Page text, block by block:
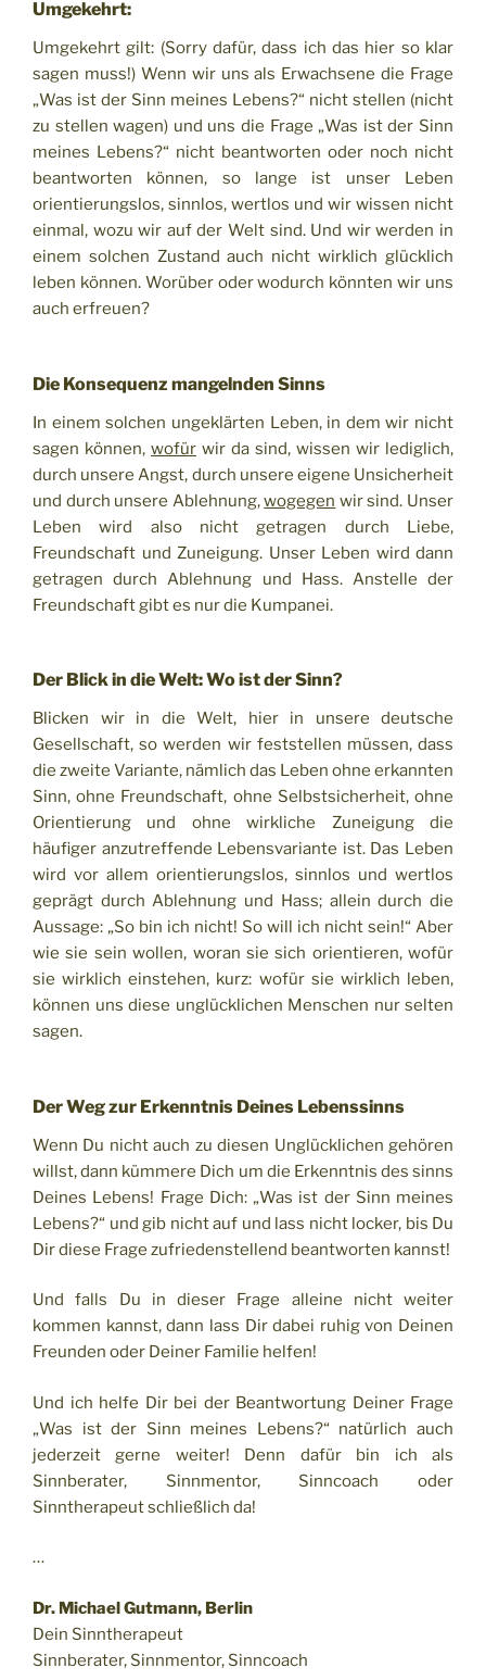
Umgekehrt:
Umgekehrt gilt: (Sorry dafür, dass ich das hier so klar
sagen muss!) Wenn wir uns als Erwachsene die Frage
„Was ist der Sinn meines Lebens?“ nicht stellen (nicht
zu stellen wagen) und uns die Frage „Was ist der Sinn
meines Lebens?“ nicht beantworten oder noch nicht
beantworten können, so lange ist unser Leben
orientierungslos, sinnlos, wertlos und wir wissen nicht
einmal, wozu wir auf der Welt sind. Und wir werden in
einem solchen Zustand auch nicht wirklich glücklich
leben können. Worüber oder wodurch könnten wir uns
auch erfreuen?
Die Konsequenz mangelnden Sinns
In einem solchen ungeklärten Leben, in dem wir nicht
sagen können, wofür wir da sind, wissen wir lediglich,
durch unsere Angst, durch unsere eigene Unsicherheit
und durch unsere Ablehnung,wogegen wir sind. Unser
Leben wird also nicht getragen durch Liebe,
Freundschaft und Zuneigung. Unser Leben wird dann
getragen durch Ablehnung und Hass. Anstelle der
Freundschaft gibt es nur die Kumpanei.
Der Blick in die Welt: Wo ist der Sinn?
Blicken wir in die Welt, hier in unsere deutsche
Gesellschaft, so werden wir feststellen müssen, dass
die zweite Variante, nämlich das Leben ohne erkannten
Sinn, ohne Freundschaft, ohne Selbstsicherheit, ohne
Orientierung und ohne wirkliche Zuneigung die
häufiger anzutreffende Lebensvariante ist. Das Leben
wird vor allem orientierungslos, sinnlos und wertlos
geprägt durch Ablehnung und Hass; allein durch die
Aussage: „So bin ich nicht! So will ich nicht sein!“ Aber
wie sie sein wollen, woran sie sich orientieren, wofür
sie wirklich einstehen, kurz: wofür sie wirklich leben,
können uns diese unglücklichen Menschen nur selten
sagen.
Der Weg zur Erkenntnis Deines Lebenssinns
Wenn Du nicht auch zu diesen Unglücklichen gehören
willst, dann kümmere Dich um die Erkenntnis des sinns
Deines Lebens! Frage Dich: „Was ist der Sinn meines
Lebens?“ und gib nicht auf und lass nicht locker, bis Du
Dir diese Frage zufriedenstellend beantworten kannst!
Und falls Du in dieser Frage alleine nicht weiter
kommen kannst, dann lass Dir dabei ruhig von Deinen
Freunden oder Deiner Familie helfen!
Und ich helfe Dir bei der Beantwortung Deiner Frage
„Was ist der Sinn meines Lebens?“ natürlich auch
jederzeit gerne weiter! Denn dafür bin ich als
Sinnberater, Sinnmentor, Sinncoach oder
Sinntherapeut schließlich da!
…
Dr. Michael Gutmann, Berlin
Dein Sinntherapeut
Sinnberater, Sinnmentor, Sinncoach